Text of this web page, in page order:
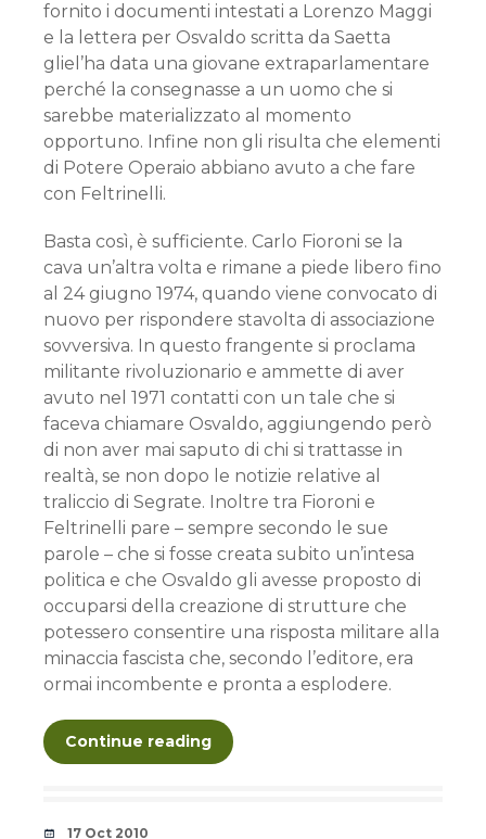
fornito i documenti intestati a Lorenzo Maggi
e la lettera per Osvaldo scritta da Saetta
gliel’ha data una giovane extraparlamentare
perché la consegnasse a un uomo che si
sarebbe materializzato al momento
opportuno. Infine non gli risulta che elementi
di Potere Operaio abbiano avuto a che fare
con Feltrinelli.
Basta così, è sufficiente. Carlo Fioroni se la
cava un’altra volta e rimane a piede libero fino
al 24 giugno 1974, quando viene convocato di
nuovo per rispondere stavolta di associazione
sovversiva. In questo frangente si proclama
militante rivoluzionario e ammette di aver
avuto nel 1971 contatti con un tale che si
faceva chiamare Osvaldo, aggiungendo però
di non aver mai saputo di chi si trattasse in
realtà, se non dopo le notizie relative al
traliccio di Segrate. Inoltre tra Fioroni e
Feltrinelli pare – sempre secondo le sue
parole – che si fosse creata subito un’intesa
politica e che Osvaldo gli avesse proposto di
occuparsi della creazione di strutture che
potessero consentire una risposta militare alla
minaccia fascista che, secondo l’editore, era
ormai incombente e pronta a esplodere.
Continue reading
Date
17 Oct 2010